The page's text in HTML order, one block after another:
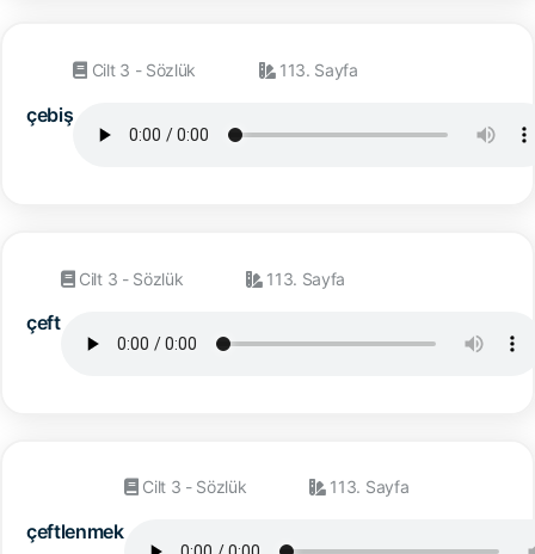
çebiş
Cilt 3 - Sözlük 113. Sayfa
çeft
Cilt 3 - Sözlük 113. Sayfa
çeftlenmek
Cilt 3 - Sözlük 113. Sayfa